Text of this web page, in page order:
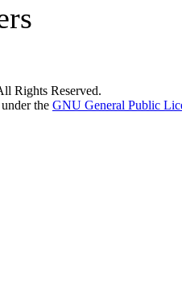
Rights Reserved.
the GNU General Public